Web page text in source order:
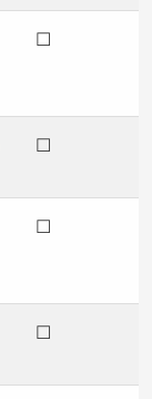
☐
☐
☐
☐